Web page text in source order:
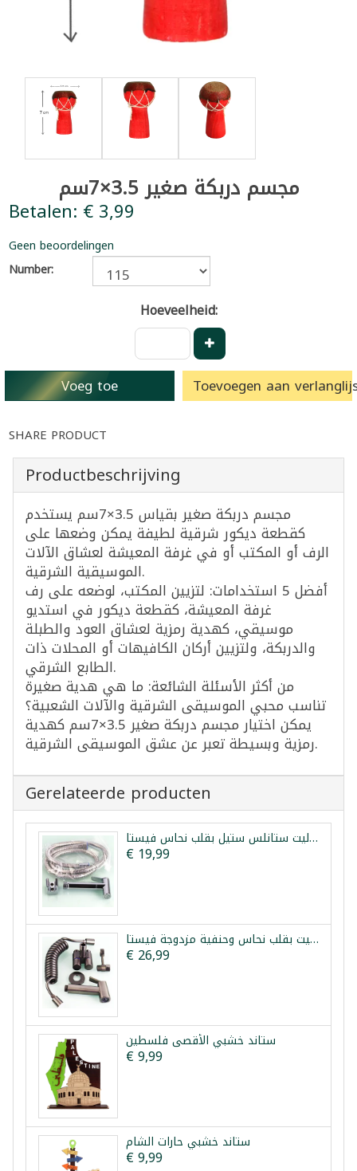
مجسم دربكة صغير 3.5×7سم
Betalen: € 3,99
Geen beoordelingen
Number:
Hoeveelheid:
Voeg toe Toevoegen aan
SHARE PRODUCT
Productbeschrijving
مجسم دربكة صغير بقياس 3.5×7سم يستخدم
كقطعة ديكور شرقية لطيفة يمكن وضعها على
الرف أو المكتب أو في غرفة المعيشة لعشاق الآلات
الموسيقية الشرقية.
أفضل 5 استخدامات: لتزيين المكتب، لوضعه على رف
غرفة المعيشة، كقطعة ديكور في استديو
موسيقي، كهدية رمزية لعشاق العود والطبلة
والدربكة، ولتزيين أركان الكافيهات أو المحلات ذات
الطابع الشرقي.
من أكثر الأسئلة الشائعة: ما هي هدية صغيرة
تناسب محبي الموسيقى الشرقية والآلات الشعبية؟
يمكن اختيار مجسم دربكة صغير 3.5×7سم كهدية
رمزية وبسيطة تعبر عن عشق الموسيقى الشرقية.
Gerelateerde producten
شطاف تواليت ستانلس ستيل بقلب نحاس فيستا
€ 19,99
طقم شطاف تواليت بقلب نحاس وحنفية مزدوجة فيستا
€ 26,99
ستاند خشبي الأقصى فلسطين
€ 9,99
ستاند خشبي حارات الشام
€ 9,99